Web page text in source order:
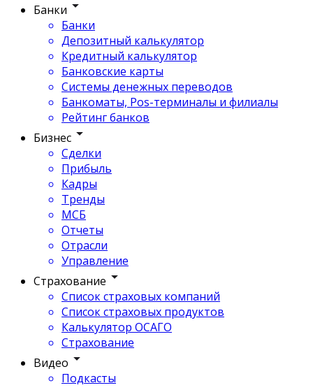
Банки
Банки
Депозитный калькулятор
Кредитный калькулятор
Банковские карты
Системы денежных переводов
Банкоматы, Pos-терминалы и филиалы
Рейтинг банков
Бизнес
Сделки
Прибыль
Кадры
Тренды
МСБ
Отчеты
Отрасли
Управление
Страхование
Список страховых компаний
Список страховых продуктов
Калькулятор ОСАГО
Страхование
Видео
Подкасты